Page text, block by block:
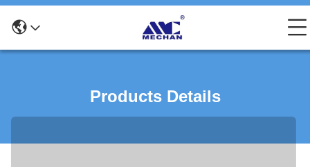
Products Details